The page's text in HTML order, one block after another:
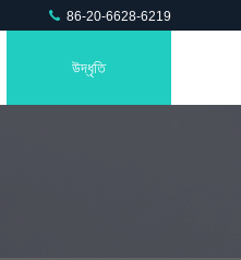
86-20-6628-6219
উদ্ধৃতি